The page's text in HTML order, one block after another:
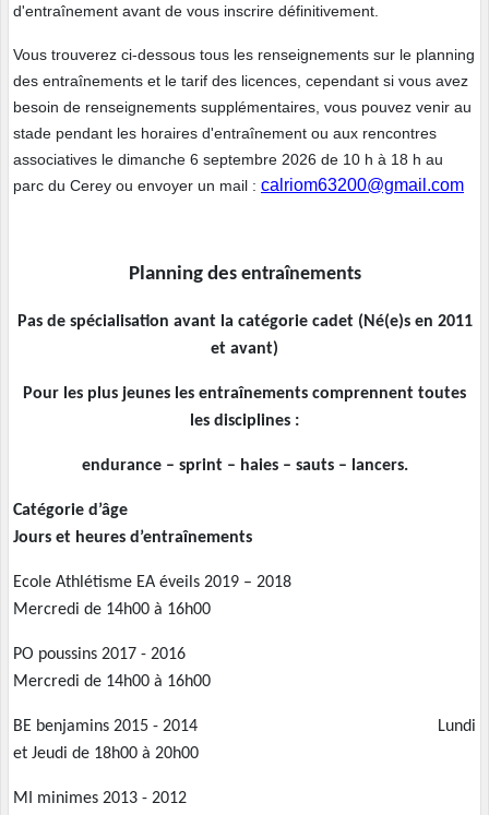
d'entraînement avant de vous inscrire définitivement.
Vous trouverez ci-dessous tous les renseignements sur le planning
des entraînements et le tarif des licences, cependant si vous avez
besoin de renseignements supplémentaires, vous pouvez venir au
stade pendant les horaires d'entraînement ou aux rencontres
associatives le dimanche 6 septembre 2026 de 10 h à 18 h au
parc du Cerey ou envoyer un mail : calriom63200@gmail.com
Planning des entraînements
Pas de spécialisation avant la catégorie cadet (Né(e)s en 2011
et avant)
Pour les plus jeunes les entraînements comprennent toutes
les disciplines :
endurance – sprint – haies – sauts – lancers.
Catégorie d’âge
Jours et heures d’entraînements
Ecole Athlétisme EA éveils 2019 – 2018
Mercredi de 14h00 à 16h00
PO poussins 2017 - 2016
Mercredi de 14h00 à 16h00
BE benjamins 2015 - 2014 Lundi
et Jeudi de 18h00 à 20h00
MI minimes 2013 - 2012